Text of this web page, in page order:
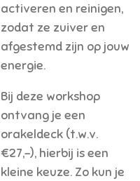
activeren en reinigen,
zodat ze zuiver en
afgestemd zijn op jouw
energie.
Bij deze workshop
ontvang je een
orakeldeck (t.w.v.
€27,-), hierbij is een
kleine keuze. Zo kun je